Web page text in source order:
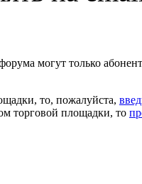
могут только
то, пожалуйста,
торговой площадки, то